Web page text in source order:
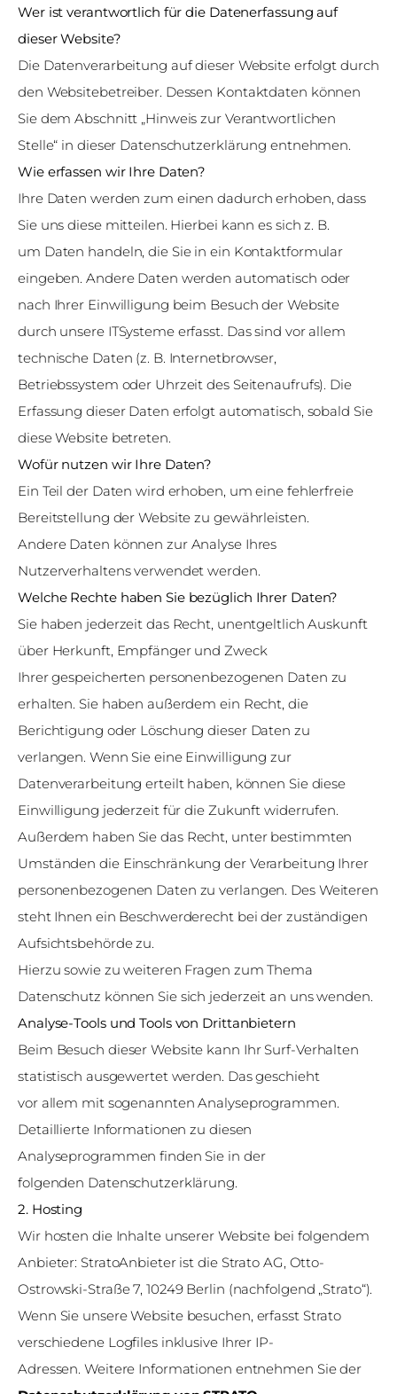
Wer ist verantwortlich für die Datenerfassung auf
dieser Website?
Die Datenverarbeitung auf dieser Website erfolgt durch
den Websitebetreiber. Dessen Kontaktdaten können
Sie dem Abschnitt „Hinweis zur Verantwortlichen
Stelle“ in dieser Datenschutzerklärung entnehmen.
Wie erfassen wir Ihre Daten?
Ihre Daten werden zum einen dadurch erhoben, dass
Sie uns diese mitteilen. Hierbei kann es sich z. B.
um Daten handeln, die Sie in ein Kontaktformular
eingeben. Andere Daten werden automatisch oder
nach Ihrer Einwilligung beim Besuch der Website
durch unsere ITSysteme erfasst. Das sind vor allem
technische Daten (z. B. Internetbrowser,
Betriebssystem oder Uhrzeit des Seitenaufrufs). Die
Erfassung dieser Daten erfolgt automatisch, sobald Sie
diese Website betreten.
Wofür nutzen wir Ihre Daten?
Ein Teil der Daten wird erhoben, um eine fehlerfreie
Bereitstellung der Website zu gewährleisten.
Andere Daten können zur Analyse Ihres
Nutzerverhaltens verwendet werden.
Welche Rechte haben Sie bezüglich Ihrer Daten?
Sie haben jederzeit das Recht, unentgeltlich Auskunft
über Herkunft, Empfänger und Zweck
Ihrer gespeicherten personenbezogenen Daten zu
erhalten. Sie haben außerdem ein Recht, die
Berichtigung oder Löschung dieser Daten zu
verlangen. Wenn Sie eine Einwilligung zur
Datenverarbeitung erteilt haben, können Sie diese
Einwilligung jederzeit für die Zukunft widerrufen.
Außerdem haben Sie das Recht, unter bestimmten
Umständen die Einschränkung der Verarbeitung Ihrer
personenbezogenen Daten zu verlangen. Des Weiteren
steht Ihnen ein Beschwerderecht bei der zuständigen
Aufsichtsbehörde zu.
Hierzu sowie zu weiteren Fragen zum Thema
Datenschutz können Sie sich jederzeit an uns wenden.
Analyse-Tools und Tools von Drittanbietern
Beim Besuch dieser Website kann Ihr Surf-Verhalten
statistisch ausgewertet werden. Das geschieht
vor allem mit sogenannten Analyseprogrammen.
Detaillierte Informationen zu diesen
Analyseprogrammen finden Sie in der
folgenden Datenschutzerklärung.
2. Hosting
Wir hosten die Inhalte unserer Website bei folgendem
Anbieter: StratoAnbieter ist die Strato AG, Otto-
Ostrowski-Straße 7, 10249 Berlin (nachfolgend „Strato“).
Wenn Sie unsere Website besuchen, erfasst Strato
verschiedene Logfiles inklusive Ihrer IP-
Adressen. Weitere Informationen entnehmen Sie der